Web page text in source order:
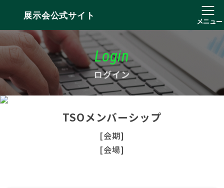
展示会公式サイト
メニュー
Login
ログイン
TSOメンバーシップ
[会期]
[会場]